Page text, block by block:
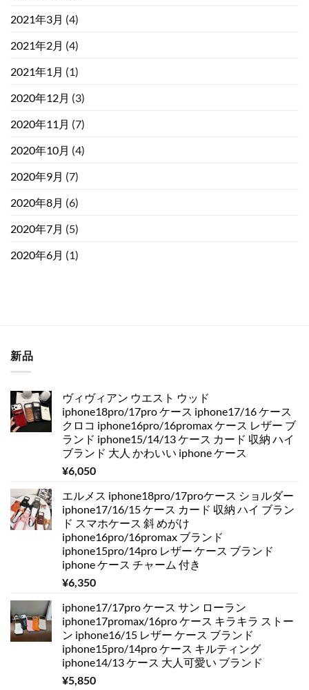
2021年3月 (4)
2021年2月 (4)
2021年1月 (1)
2020年12月 (3)
2020年11月 (7)
2020年10月 (4)
2020年9月 (7)
2020年8月 (6)
2020年7月 (5)
2020年6月 (1)
新品
ヴィヴィアン ウエスト ウッド
iphone18pro/17pro ケース iphone17/16 ケース
クロコ iphone16pro/16promax ケース レザー ブ
ランド iphone15/14/13 ケース カード 収納 ハイ
ブランド 大人 かわいい iphone ケース
¥6,050
エルメス iphone18pro/17proケース ショルダー
iphone17/16/15 ケース カード 収納 ハイ ブラン
ド スマホケース 斜 めがけ
iphone16pro/16promax ブランド
iphone15pro/14pro レザー ケース ブランド
iphone ケース チャーム 付き
¥6,350
iphone17/17pro ケース サン ローラン
iphone17promax/16pro ケース キラキラ ストー
ン iphone16/15 レザー ケース ブランド
iphone15pro/14pro ケース キルティング
iphone14/13 ケース 大人可愛い ブランド
¥5,850